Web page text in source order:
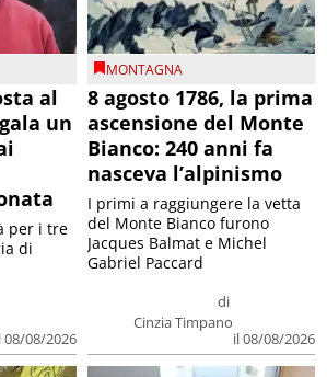
al
un
08/08/2026
per i tre
di
MONTAGNA
8 agosto 1786, la prima
ascensione del Monte
Bianco: 240 anni fa
nasceva l’alpinismo
di
Cinzia Timpano
il 08/08/2026
I primi a raggiungere la vetta
del Monte Bianco furono
Jacques Balmat e Michel
Gabriel Paccard